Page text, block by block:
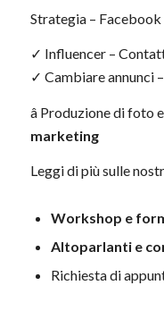
Strategia – Facebook
✓ Influencer –
✓ Cambiare annunci
â Produzione di foto
marketing
Leggi di più sulle
Workshop e
Altoparlanti e
Richiesta di